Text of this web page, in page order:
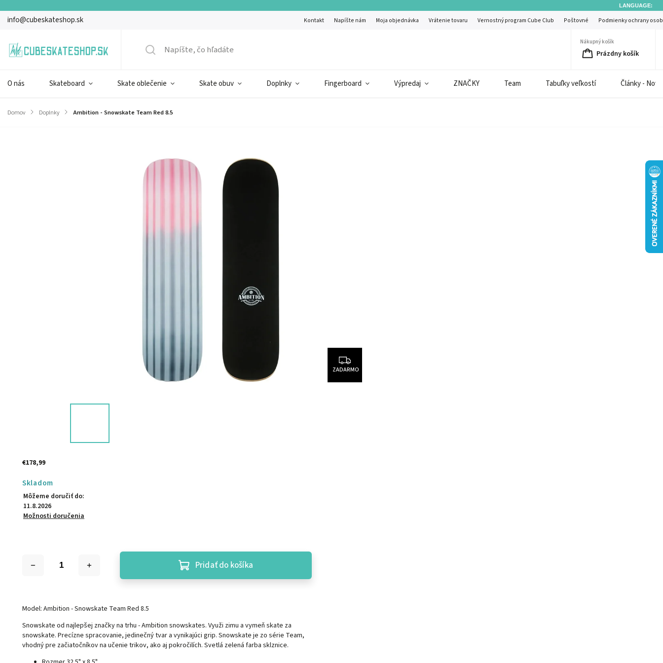
LANGUAGE:
info@cubeskateshop.sk Kontakt Napíšte nám Moja objednávka Vrátenie tovaru Vernostný program Cube Club Poštovné Podmienky ochrany
Nákupný košík
Prázdny košík
O nás Skateboard Skate oblečenie Skate obuv Doplnky Fingerboard Výpredaj ZNAČKY Team Tabuľky veľkostí Články -
Domov / Doplnky / Ambition - Snowskate Team Red 8.5
ZADARMO
€178,99
Skladom
Môžeme doručiť do:
11.8.2026
Možnosti doručenia
Pridať do košíka
Model: Ambition - Snowskate Team Red 8.5
Snowskate od najlepšej značky na trhu - Ambition snowskates. Využi zimu a vymeň skate za
snowskate. Precízne spracovanie, jedinečný tvar a vynikajúci grip. Snowskate je zo série Team,
vhodný pre začiatočníkov na učenie trikov, ako aj pokročilích. Svetlá zelená farba sklznice.